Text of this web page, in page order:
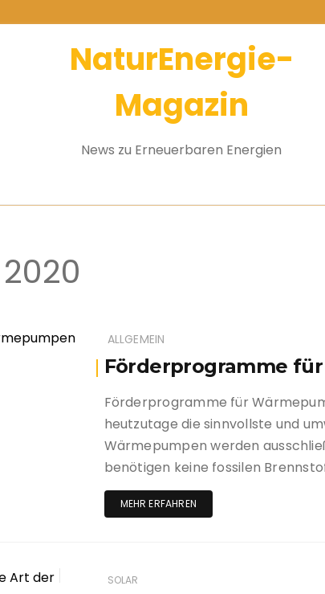
NaturEnergie-
Magazin
News zu Erneuerbaren Energien
ALLGEMEIN
Förderprogramme
Förderprogramme für
heutzutage die sinnvollste und
Wärmepumpen werden
benötigen keine fossilen
MEHR ERFAHREN
SOLAR